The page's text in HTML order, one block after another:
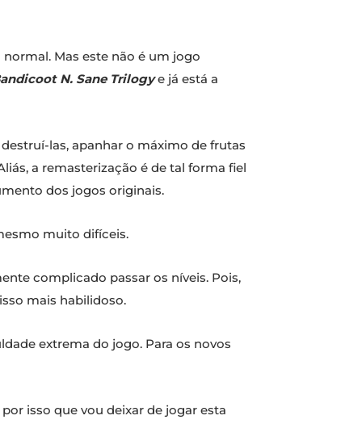
Mas este não é um jogo
N. Sane Trilogye já está a
las, apanhar o máximo de frutas
a remasterização é de tal forma fiel
dos jogos originais.
muito difíceis.
complicado passar os níveis. Pois,
mais habilidoso.
extrema do jogo. Para os novos
isso que vou deixar de jogar esta